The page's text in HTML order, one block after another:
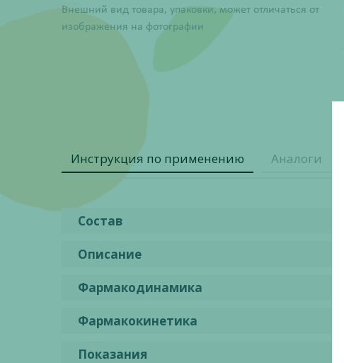
Внешний вид товара, упаковки, может отличаться от
изображения на фотографии
Инструкция по применению Аналоги
Состав
Описание
Фармакодинамика
Фармакокинетика
Показания